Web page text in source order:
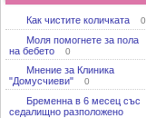
Как чистите количката 0
Моля помогнете за пола
на бебето
0
Мнение за Клиника
"Домусчиеви"
0
Бременна в 6 месец със
седалищно разположено